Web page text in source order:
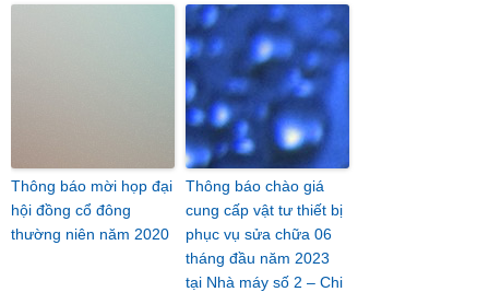
Thông báo mời họp đại
hội đồng cổ đông
thường niên năm 2020
Thông báo chào giá
cung cấp vật tư thiết bị
phục vụ sửa chữa 06
tháng đầu năm 2023
tại Nhà máy số 2 – Chi